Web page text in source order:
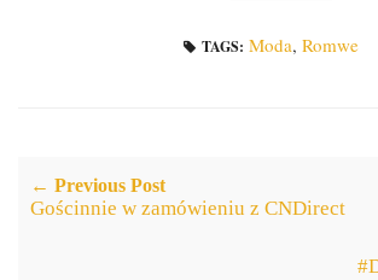
TAGS: Moda, Romwe
← Previous Post
Gościnnie w zamówieniu z CNDirect